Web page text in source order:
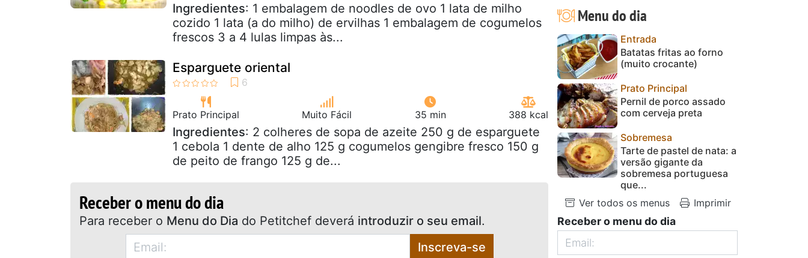
Ingredientes: 1 embalagem de noodles de ovo 1 lata de milho
cozido 1 lata (a do milho) de ervilhas 1 embalagem de cogumelos
frescos 3 a 4 lulas limpas às...
Esparguete oriental
Prato Principal Muito Fácil 35 min 388 kcal
Ingredientes: 2 colheres de sopa de azeite 250 g de esparguete
1 cebola 1 dente de alho 125 g cogumelos gengibre fresco 150 g
de peito de frango 125 g de...
Receber o menu do dia
Para receber o Menu do Dia do Petitchef deverá introduzir o seu email.
Inscreva-se
Menu do dia
Entrada
Batatas fritas ao forno
(muito crocante)
Prato Principal
Pernil de porco assado
com cerveja preta
Sobremesa
Tarte de pastel de nata: a
versão gigante da
sobremesa portuguesa
que...
Ver todos os menus
Imprimir
Receber o menu do dia